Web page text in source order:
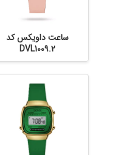
ساعت داویکس کد
DVL1009.2